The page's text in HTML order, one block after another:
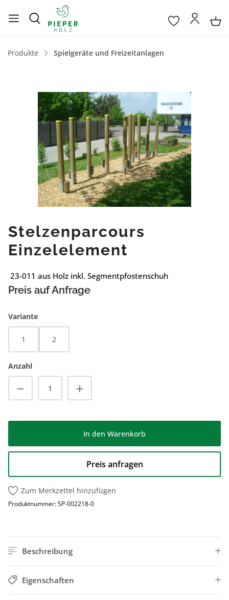
Produkte Spielgeräte und Freizeitanlagen
Bildergalerie überspringen
Stelzenparcours
Einzelelement
23-011 aus Holz inkl. Segmentpfostenschuh
Preis auf Anfrage
Varianteauswählen
1 2
Anzahl
Produkt Anzahl: Gib den gewünschten
In den Warenkorb
Preis anfragen
Zum Merkzettel hinzufügen
Produktnummer:SP-002218-0
Beschreibung
Eigenschaften